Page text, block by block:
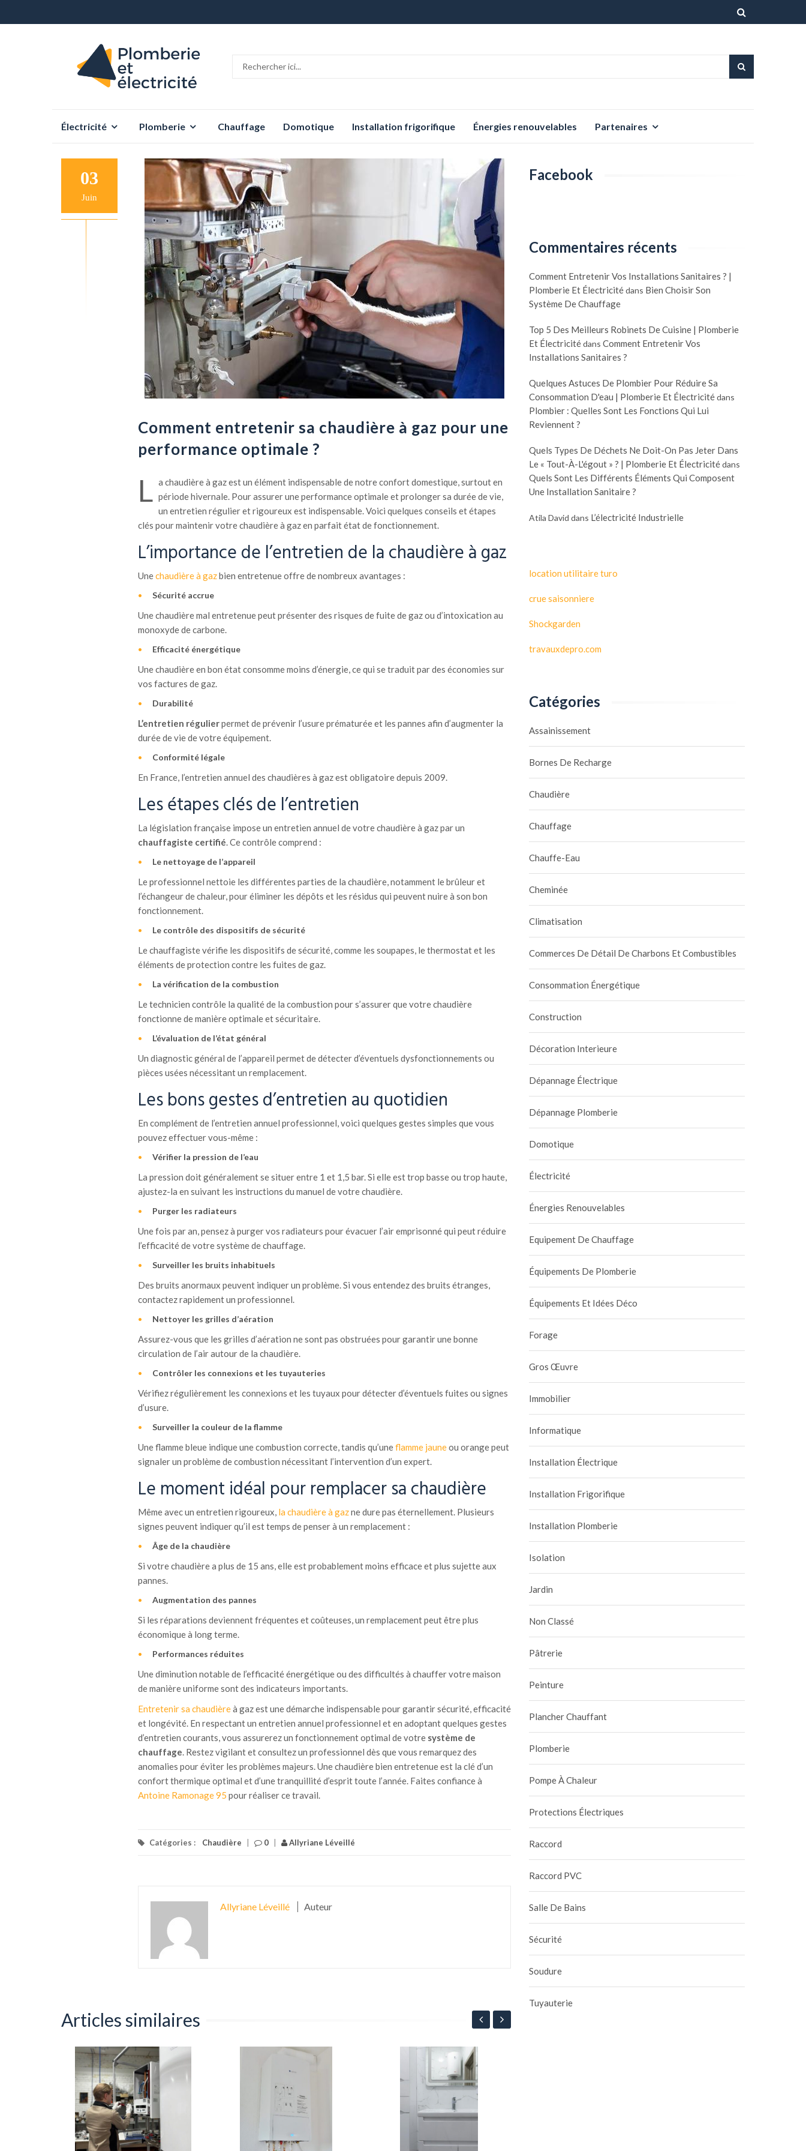
Aller
contenu
Électricité Plomberie Chauffage Domotique Installation frigorifique Énergies renouvelables Partenaires
03
Juin
Comment entretenir sa chaudière à gaz pour une
performance optimale ?
L a chaudière à gaz est un élément indispensable de notre confort domestique, surtout en
période hivernale. Pour assurer une performance optimale et prolonger sa durée de vie,
un entretien régulier et rigoureux est indispensable. Voici quelques conseils et étapes
clés pour maintenir votre chaudière à gaz en parfait état de fonctionnement.
L’importance de l’entretien de la chaudière à gaz
Unechaudière à gazbien entretenue offre de nombreux avantages :
Sécurité accrue
Une chaudière mal entretenue peut présenter des risques de fuite de gaz ou d’intoxication au
monoxyde de carbone.
Efficacité énergétique
Une chaudière en bon état consomme moins d’énergie, ce qui se traduit par des économies sur
vos factures de gaz.
Durabilité
L’entretien régulierpermet de prévenir l’usure prématurée et les pannes afin d’augmenter la
durée de vie de votre équipement.
Conformité légale
En France, l’entretien annuel des chaudières à gaz est obligatoire depuis 2009.
Les étapes clés de l’entretien
La législation française impose un entretien annuel de votre chaudière à gaz par un
chauffagiste certifié. Ce contrôle comprend :
Le nettoyage de l’appareil
Le professionnel nettoie les différentes parties de la chaudière, notamment le brûleur et
l’échangeur de chaleur, pour éliminer les dépôts et les résidus qui peuvent nuire à son bon
fonctionnement.
Le contrôle des dispositifs de sécurité
Le chauffagiste vérifie les dispositifs de sécurité, comme les soupapes, le thermostat et les
éléments de protection contre les fuites de gaz.
La vérification de la combustion
Le technicien contrôle la qualité de la combustion pour s’assurer que votre chaudière
fonctionne de manière optimale et sécuritaire.
L’évaluation de l’état général
Un diagnostic général de l’appareil permet de détecter d’éventuels dysfonctionnements ou
pièces usées nécessitant un remplacement.
Les bons gestes d’entretien au quotidien
En complément de l’entretien annuel professionnel, voici quelques gestes simples que vous
pouvez effectuer vous-même :
Vérifier la pression de l’eau
La pression doit généralement se situer entre 1 et 1,5 bar. Si elle est trop basse ou trop haute,
ajustez-la en suivant les instructions du manuel de votre chaudière.
Purger les radiateurs
Une fois par an, pensez à purger vos radiateurs pour évacuer l’air emprisonné qui peut réduire
l’efficacité de votre système de chauffage.
Surveiller les bruits inhabituels
Des bruits anormaux peuvent indiquer un problème. Si vous entendez des bruits étranges,
contactez rapidement un professionnel.
Nettoyer les grilles d’aération
Assurez-vous que les grilles d’aération ne sont pas obstruées pour garantir une bonne
circulation de l’air autour de la chaudière.
Contrôler les connexions et les tuyauteries
Vérifiez régulièrement les connexions et les tuyaux pour détecter d’éventuels fuites ou signes
d’usure.
Surveiller la couleur de la flamme
Une flamme bleue indique une combustion correcte, tandis qu’uneflamme jauneou orange peut
signaler un problème de combustion nécessitant l’intervention d’un expert.
Le moment idéal pour remplacer sa chaudière
Même avec un entretien rigoureux, la chaudière à gazne dure pas éternellement. Plusieurs
signes peuvent indiquer qu’il est temps de penser à un remplacement :
Âge de la chaudière
Si votre chaudière a plus de 15 ans, elle est probablement moins efficace et plus sujette aux
pannes.
Augmentation des pannes
Si les réparations deviennent fréquentes et coûteuses, un remplacement peut être plus
économique à long terme.
Performances réduites
Une diminution notable de l’efficacité énergétique ou des difficultés à chauffer votre maison
de manière uniforme sont des indicateurs importants.
Entretenir sa chaudièreà gaz est une démarche indispensable pour garantir sécurité, efficacité
et longévité. En respectant un entretien annuel professionnel et en adoptant quelques gestes
d’entretien courants, vous assurerez un fonctionnement optimal de votre système de
chauffage. Restez vigilant et consultez un professionnel dès que vous remarquez des
anomalies pour éviter les problèmes majeurs. Une chaudière bien entretenue est la clé d’un
confort thermique optimal et d’une tranquillité d’esprit toute l’année. Faites confiance à
Antoine Ramonage 95 pour réaliser ce travail.
Catégories : Chaudière 0 Allyriane Léveillé
Allyriane Léveillé Auteur
Articles similaires
Facebook
Commentaires récents
Comment Entretenir Vos Installations Sanitaires ? |
Plomberie Et Électricitédans Bien Choisir Son
Système De Chauffage
Top 5 Des Meilleurs Robinets De Cuisine | Plomberie
Et Électricitédans Comment Entretenir Vos
Installations Sanitaires ?
Quelques Astuces De Plombier Pour Réduire Sa
Consommation D'eau | Plomberie Et Électricitédans
Plombier : Quelles Sont Les Fonctions Qui Lui
Reviennent ?
Quels Types De Déchets Ne Doit-On Pas Jeter Dans
Le « Tout-À-L'égout » ? | Plomberie Et Électricitédans
Quels Sont Les Différents Éléments Qui Composent
Une Installation Sanitaire ?
Atila David dans L’électricité Industrielle
location utilitaire turo
crue saisonniere
Shockgarden
travauxdepro.com
Catégories
Assainissement
Bornes De Recharge
Chaudière
Chauffage
Chauffe-Eau
Cheminée
Climatisation
Commerces De Détail De Charbons Et Combustibles
Consommation Énergétique
Construction
Décoration Interieure
Dépannage Électrique
Dépannage Plomberie
Domotique
Électricité
Énergies Renouvelables
Equipement De Chauffage
Équipements De Plomberie
Équipements Et Idées Déco
Forage
Gros Œuvre
Immobilier
Informatique
Installation Électrique
Installation Frigorifique
Installation Plomberie
Isolation
Jardin
Non Classé
Pâtrerie
Peinture
Plancher Chauffant
Plomberie
Pompe À Chaleur
Protections Électriques
Raccord
Raccord PVC
Salle De Bains
Sécurité
Soudure
Tuyauterie